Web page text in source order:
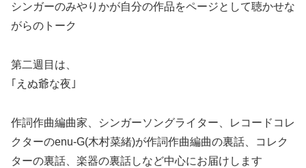
シンガーのみやりかが自分の作品をページとして聴かせな
がらのトーク
第二週目は、
｢えぬ爺な夜｣
作詞作曲編曲家、シンガーソングライター、レコードコレ
クターのenu-G(木村菜緒)が作詞作曲編曲の裏話、コレク
ターの裏話、楽器の裏話しなど中心にお届けします